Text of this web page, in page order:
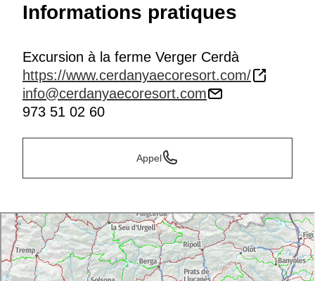
Informations pratiques
Excursion à la ferme Verger Cerdà
https://www.cerdanyaecoresort.com/
info@cerdanyaecoresort.com
973 51 02 60
Appel